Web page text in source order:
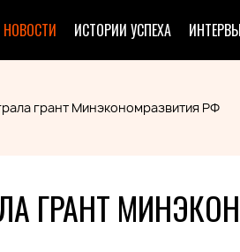
НОВОСТИ ИСТОРИИ УСПЕХА
грант Минэкономразвития РФ
ГРАНТ